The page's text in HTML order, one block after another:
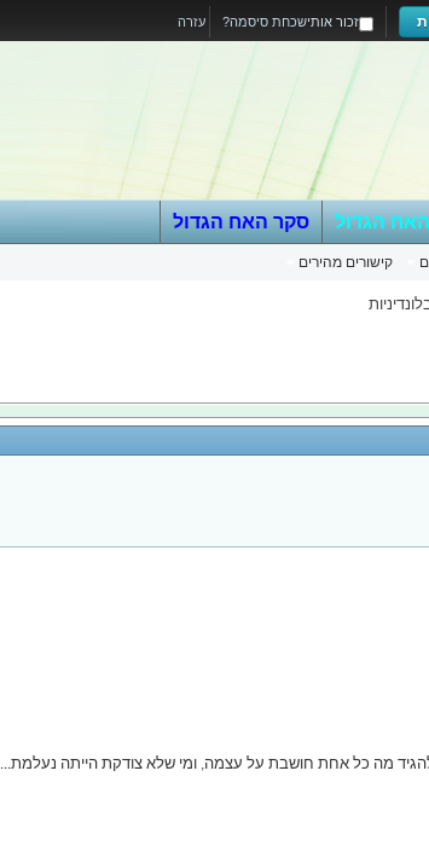
עזרה זכור אותישכחת סיסמה?
קישורים מהירים
הגדול סקר האח הגדול
להגיד מה כל אחת חושבת על עצמה, ומי שלא צודקת הייתה נעלמת...